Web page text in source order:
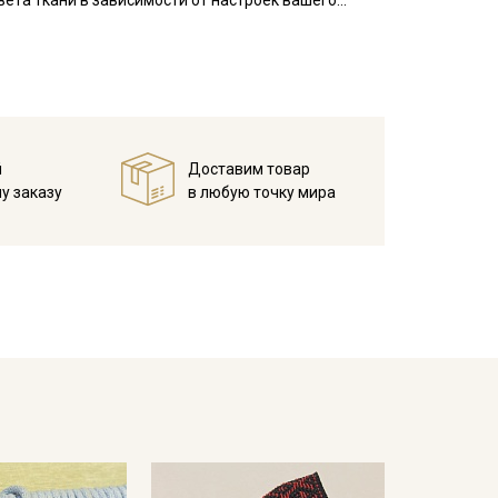
заказу
Доставим товар
в любую точку мира